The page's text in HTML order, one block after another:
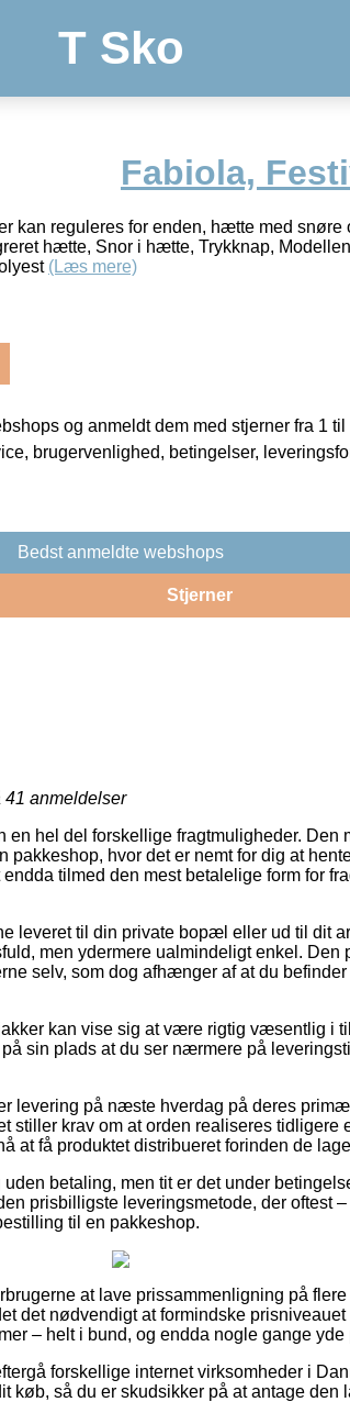
T Sko
Fabiola,
kan reguleres for enden, hætte med snøre
hætte, Snor i hætte, Trykknap,
(Læs mere)
og anmeldt dem med stjerner fra 1 til
brugervenlighed, betingelser,
Bedst anmeldte webshops
Stjerner
41 anmeldelser
en hel del forskellige fragtmuligheder. Den
hvor det er nemt for dig at
tilmed den mest betalelige form for
leveret til din private bopæl eller ud til dit
men ydermere ualmindeligt enkel. Den
selv, som dog afhænger af at du
kan vise sig at være rigtig væsentlig i
sin plads at du ser nærmere på
levering på næste hverdag på deres
stiller krav om at orden realiseres tidligere
at få produktet distribueret forinden de
betaling, men tit er det under
prisbilligste leveringsmetode, der oftest
til en pakkeshop.
at lave prissammenligning på flere
det nødvendigt at formindske prisniveauet
– helt i bund, og endda nogle gange yde
forskellige internet virksomheder i
køb, så du er skudsikker på at antage den